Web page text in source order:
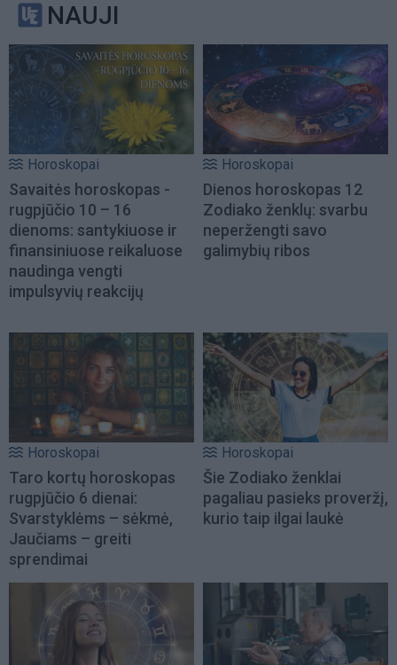
NAUJI
Horoskopai
Savaitės horoskopas -
rugpjūčio 10 – 16
dienoms: santykiuose ir
finansiniuose reikaluose
naudinga vengti
impulsyvių reakcijų
Horoskopai
Dienos horoskopas 12
Zodiako ženklų: svarbu
neperžengti savo
galimybių ribos
Horoskopai
Taro kortų horoskopas
rugpjūčio 6 dienai:
Svarstyklėms – sėkmė,
Jaučiams – greiti
sprendimai
Horoskopai
Šie Zodiako ženklai
pagaliau pasieks proveržį,
kurio taip ilgai laukė